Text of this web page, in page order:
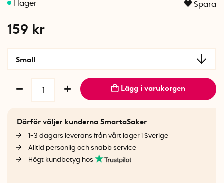
Spara
159 kr
Small
Lägg i varukorgen
Därför väljer kunderna SmartaSaker
1-3 dagars leverans från vårt lager i Sverige
Alltid personlig och snabb service
Högt kundbetyg hos